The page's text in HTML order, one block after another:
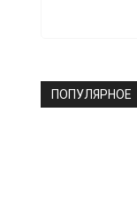
ПОПУЛЯРНОЕ